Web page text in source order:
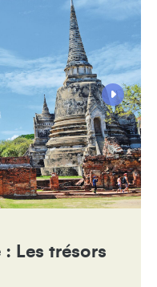
Les trésors